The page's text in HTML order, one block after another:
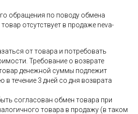
обращения по поводу обмена
отсутствует в продаже neva-
от товара и потребовать
Требование о возврате
денежной суммы подлежит
в течение 3 дней со дня возврата
согласован обмен товара при
товара в продажу (в таком